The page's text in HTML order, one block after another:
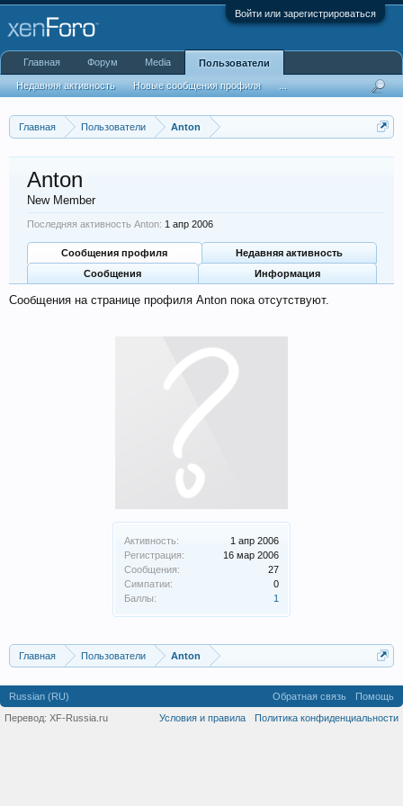
Войти или зарегистрироваться
Главная Пользователи Anton
Активность:
1 апр 2006
Регистрация:
16 мар 2006
Сообщения:
27
Симпатии:
0
Баллы:
1
Anton
New Member
Последняя активность Anton: 1 апр 2006
Сообщения профиля
Недавняя активность
Сообщения
Информация
Сообщения на странице профиля Anton пока отсутствуют.
Главная Пользователи Anton
Главная Форум Media Пользователи
Недавняя активность Новые сообщения профиля
Russian (RU) Обратная связь
Помощь
Условия и правила
Политика конфиденциальности
Перевод: XF-Russia.ru